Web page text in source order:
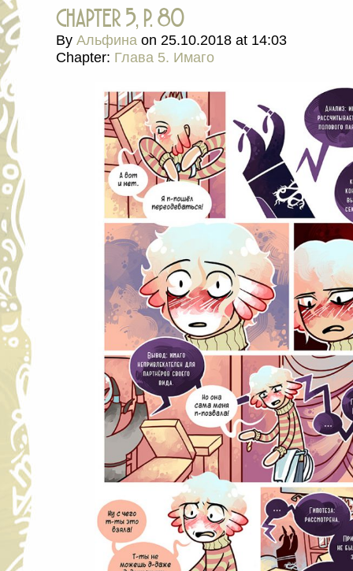
chapter 5, p. 80
By Альфина on 25.10.2018 at 14:03
Chapter: Глава 5. Имаго